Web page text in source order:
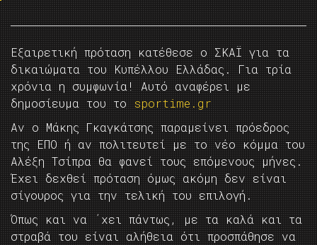
Εξαιρετική πρόταση κατέθεσε ο ΣΚΑΪ για τα
δικαιώματα του Κυπέλλου Ελλάδας. Για τρία
χρόνια η συμφωνία! Αυτό αναφέρει με
δημοσίευμα του το sportime.gr
Αν ο Μάκης Γκαγκάτσης παραμείνει πρόεδρος
της ΕΠΟ ή αν πολιτευτεί με το νέο κόμμα του
Αλέξη Τσίπρα θα φανεί τους επόμενους μήνες.
Έχει δεχθεί πρόταση όμως ακόμη δεν είναι
σίγουρος για την τελική του επιλογή.
Όπως και να ΄χει πάντως, με τα καλά και τα
στραβά του είναι αλήθεια ότι προσπάθησε να